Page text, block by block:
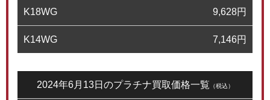
K18WG 9,628円
K14WG 7,146円
2024年6月13日のプラチナ買取価格一覧 （税込）